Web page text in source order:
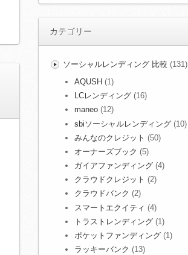
カテゴリー
ソーシャルレンディング 比較 (131)
AQUSH (1)
LCレンディング (16)
maneo (12)
sbiソーシャルレンディング (10)
みんなのクレジット (50)
オーナーズブック (5)
ガイアファンディング (4)
クラウドクレジット (2)
クラウドバンク (2)
スマートエクイティ (4)
トラストレンディング (1)
ポケットファンディング (1)
ラッキーバンク (13)